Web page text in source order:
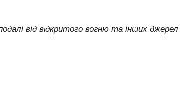
від відкритого вогню та інших